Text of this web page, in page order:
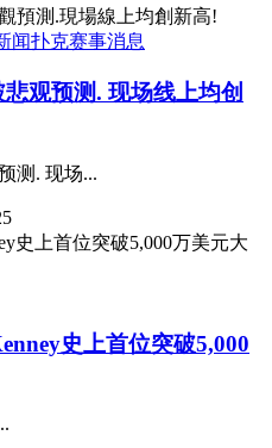
闻扑克赛事消息
观预测. 现场线上均创
测. 现场...
史上首位突破5,000